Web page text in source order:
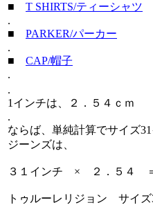
■ T SHIRTS/ティーシャツ
.
■ PARKER/パーカー
.
■ CAP/帽子
.
.
1インチは、２．５４ｃｍ
.
ならば、単純計算でサイズ
ジーンズは、
３１インチ × ２．５４
トゥルーレリジョン サイ